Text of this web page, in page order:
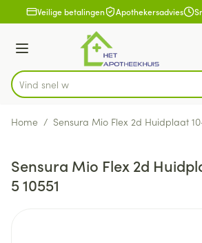
Ga naar de inhoud
1 van 1Veilige betalingen Apothekersadvies
Menu
Product, merk, categorie...
Vind
Home / Sensura Mio Flex 2d Huidplaat
Sensura Mio Flex 2d
5 10551